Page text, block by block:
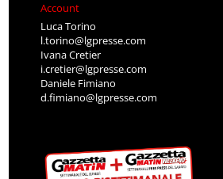
Account
Luca Torino
l.torino@lgpresse.com
Ivana Cretier
i.cretier@lgpresse.com
Daniele Fimiano
d.fimiano@lgpresse.com